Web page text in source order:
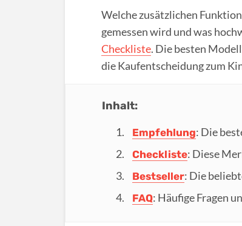
Welche zusätzlichen
gemessen wird und was
Checkliste. Die besten
die Kaufentscheidung zum
Inhalt:
Empfehlung: Die
Checkliste: Diese
Bestseller: Die
FAQ: Häufige Fragen